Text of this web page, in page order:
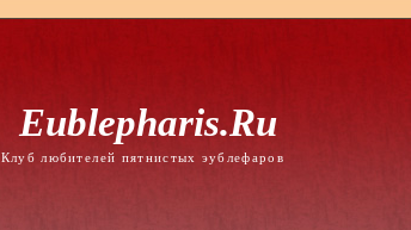
Eublepharis.ru
Клуб любителей пятнистых эублефаров